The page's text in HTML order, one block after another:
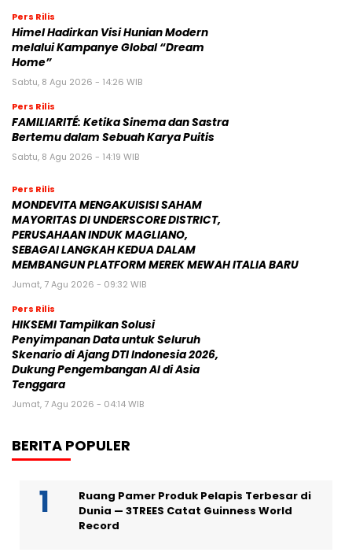
Pers Rilis
Himel Hadirkan Visi Hunian Modern
melalui Kampanye Global “Dream
Home”
Sabtu, 8 Agu 2026 - 14:26 WIB
Pers Rilis
FAMILIARITÉ: Ketika Sinema dan Sastra
Bertemu dalam Sebuah Karya Puitis
Sabtu, 8 Agu 2026 - 14:19 WIB
Pers Rilis
MONDEVITA MENGAKUISISI SAHAM
MAYORITAS DI UNDERSCORE DISTRICT,
PERUSAHAAN INDUK MAGLIANO,
SEBAGAI LANGKAH KEDUA DALAM
MEMBANGUN PLATFORM MEREK MEWAH ITALIA BARU
Jumat, 7 Agu 2026 - 09:32 WIB
Pers Rilis
HIKSEMI Tampilkan Solusi
Penyimpanan Data untuk Seluruh
Skenario di Ajang DTI Indonesia 2026,
Dukung Pengembangan AI di Asia
Tenggara
Jumat, 7 Agu 2026 - 04:14 WIB
BERITA POPULER
Ruang Pamer Produk Pelapis Terbesar di
Dunia — 3TREES Catat Guinness World
Record